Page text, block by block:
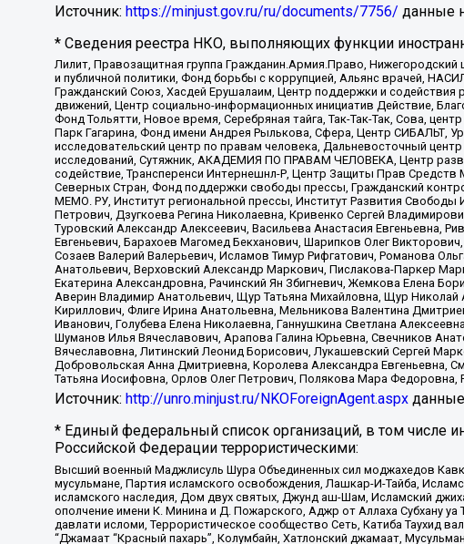
Источник: https://minjust.gov.ru/ru/documents/7756/ данные
* Сведения реестра НКО, выполняющих функции
Лилит, Правозащитная группа Гражданин.Армия.Право,
и публичной политики, Фонд борьбы с коррупцией, Альянс врачей,
Гражданский Союз, Хасдей Ерушалаим, Центр поддержки и содействия
движений, Центр социально-информационных инициатив Действие,
Фонд Тольятти, Новое время, Серебряная тайга, Так-Так-Так, Сова,
Парк Гагарина, Фонд имени Андрея Рылькова, Сфера, Центр СИБАЛЬТ,
исследовательский центр по правам человека, Дальневосточный
исследований, Сутяжник, АКАДЕМИЯ ПО ПРАВАМ ЧЕЛОВЕКА, Центр
содействие, Трансперенси Интернешнл-Р, Центр Защиты Прав
Северных Стран, Фонд поддержки свободы прессы, Гражданский
МЕМО. РУ, Институт региональной прессы, Институт Развития
Петрович, Дзугкоева Регина Николаевна, Кривенко Сергей
Туровский Александр Алексеевич, Васильева Анастасия Евгеньевна,
Евгеньевич, Барахоев Магомед Бекханович, Шарипков Олег
Созаев Валерий Валерьевич, Исламов Тимур Рифгатович, Романова
Анатольевич, Верховский Александр Маркович, Пислакова-Паркер
Екатерина Александровна, Рачинский Ян Збигневич, Жемкова Елена
Аверин Владимир Анатольевич, Щур Татьяна Михайловна, Щур
Кириллович, Флиге Ирина Анатольевна, Мельникова Валентина
Иванович, Голубева Елена Николаевна, Ганнушкина Светлана
Шуманов Илья Вячеславович, Арапова Галина Юрьевна, Свечников
Вячеславовна, Литинский Леонид Борисович, Лукашевский Сергей
Добровольская Анна Дмитриевна, Королева Александра Евгеньевна,
Татьяна Иосифовна, Орлов Олег Петрович, Полякова Мара Федоровна,
Источник: http://unro.minjust.ru/NKOForeignAgent.aspx
* Единый федеральный список организаций, в том числе
Российской Федерации террористическими:
Высший военный Маджлисуль Шура Объединенных сил моджахедов
мусульмане, Партия исламского освобождения, Лашкар-И-Тайба,
исламского наследия, Дом двух святых, Джунд аш-Шам, Исламский
ополчение имени К. Минина и Д. Пожарского, Аджр от Аллаха Субхану
давлати исломи, Террористическое сообщество Сеть, Катиба Таухид
“Джамаат “Красный пахарь”, Колумбайн, Хатлонский джамаат,